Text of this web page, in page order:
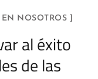
NOSOTROS ]
al éxito
de las